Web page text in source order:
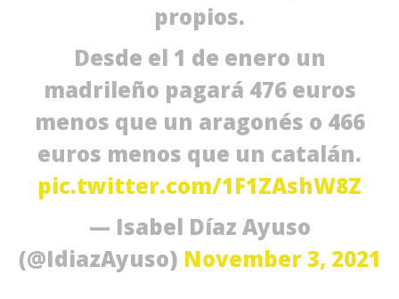
propios.
Desde el 1 de enero un
madrileño pagará 476 euros
menos que un aragonés o 466
euros menos que un catalán.
pic.twitter.com/1F1ZAshW8Z
— Isabel Díaz Ayuso
(@IdiazAyuso) November 3, 2021